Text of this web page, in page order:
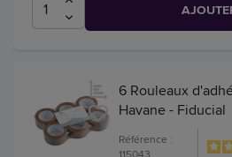
6 Rouleaux
Havane - Fiducial
Référence :